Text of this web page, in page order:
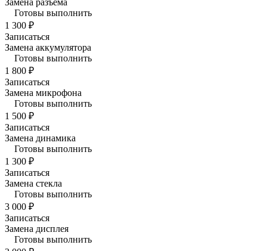
Замена разъёма
Готовы выполнить
1 300 ₽
Записаться
Замена аккумулятора
Готовы выполнить
1 800 ₽
Записаться
Замена микрофона
Готовы выполнить
1 500 ₽
Записаться
Замена динамика
Готовы выполнить
1 300 ₽
Записаться
Замена стекла
Готовы выполнить
3 000 ₽
Записаться
Замена дисплея
Готовы выполнить